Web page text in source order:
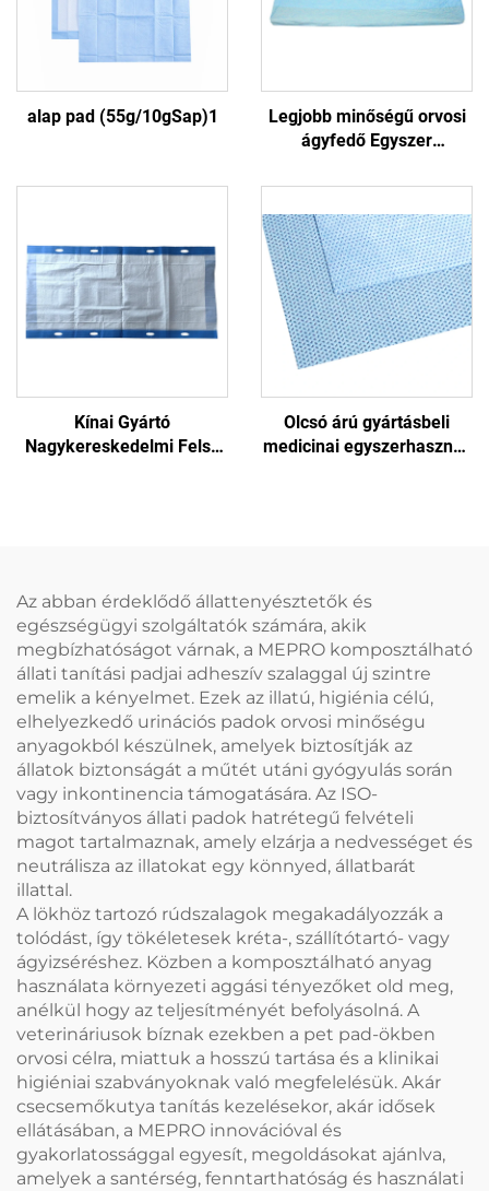
alap pad (55g/10gSap)1
Legjobb minőségű orvosi
ágyfedő Egyszer
ágyfedő
Kínai Gyártó
Nagykereskedelmi Felső
Olcsó árú gyártásbeli
medicinai egyszerhasznos
Az abban érdeklődő állattenyésztetők és
egészségügyi szolgáltatók számára, akik
megbízhatóságot várnak, a MEPRO komposztálható
állati tanítási padjai adheszív szalaggal új szintre
emelik a kényelmet. Ezek az illatú, higiénia célú,
elhelyezkedő urinációs padok orvosi minőségu
anyagokból készülnek, amelyek biztosítják az
állatok biztonságát a műtét utáni gyógyulás során
vagy inkontinencia támogatására. Az ISO-
biztosítványos állati padok hatrétegű felvételi
magot tartalmaznak, amely elzárja a nedvességet és
neutrálisza az illatokat egy könnyed, állatbarát
illattal.
A lökhöz tartozó rúdszalagok megakadályozzák a
tolódást, így tökéletesek kréta-, szállítótartó- vagy
ágyizséréshez. Közben a komposztálható anyag
használata környezeti aggási tényezőket old meg,
anélkül hogy az teljesítményét befolyásolná. A
veterináriusok bíznak ezekben a pet pad-ökben
orvosi célra, miattuk a hosszú tartása és a klinikai
higiéniai szabványoknak való megfelelésük. Akár
csecsemőkutya tanítás kezelésekor, akár idősek
ellátásában, a MEPRO innovációval és
gyakorlatossággal egyesít, megoldásokat ajánlva,
amelyek a santérség, fenntarthatóság és használati